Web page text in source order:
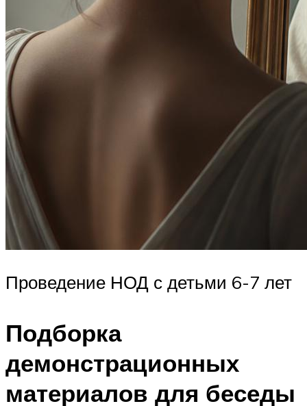
Проведение НОД с детьми 6-7 лет
Подборка
демонстрационных
материалов для беседы